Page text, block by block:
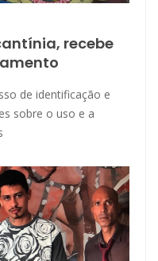
recebe
de identificação e
sobre o uso e a